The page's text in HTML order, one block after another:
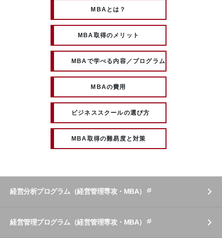
MBAとは？
MBA取得のメリット
MBAで学べる内容／プログラム
MBAの費用
ビジネススクールの選び方
MBA取得の難易度と対策
経営分析プログラム（経営管理専攻・MBA）
経営管理プログラム（経営管理専攻・MBA）